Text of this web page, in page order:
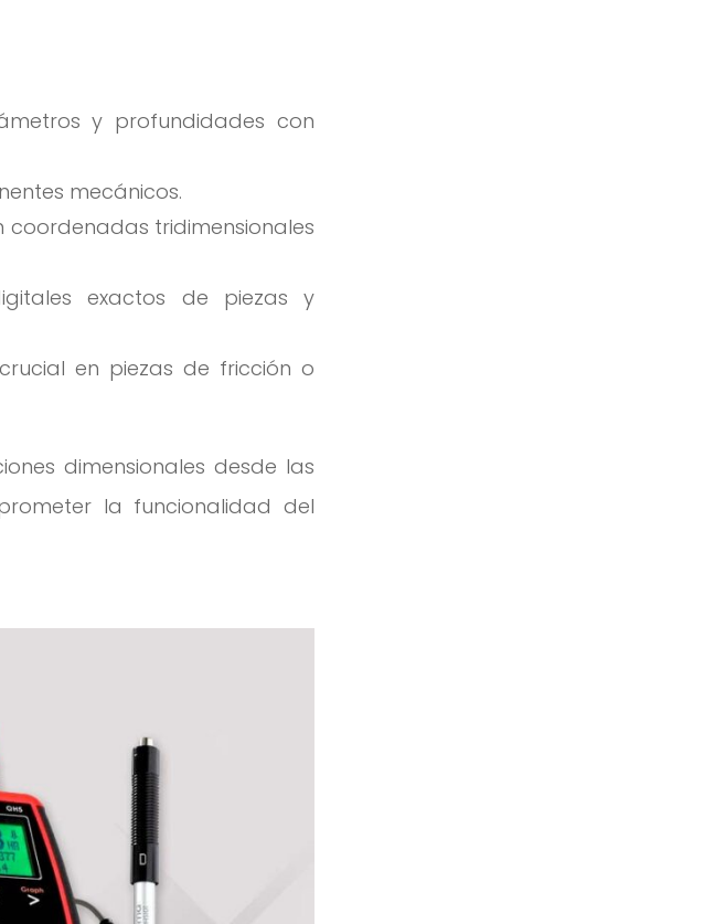
y profundidades con
mecánicos.
coordenadas tridimensionales
exactos de piezas y
en piezas de fricción o
dimensionales desde las
la funcionalidad del